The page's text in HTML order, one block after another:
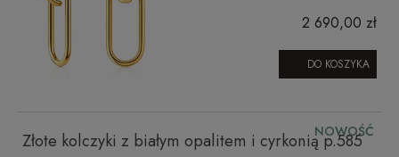
2 690,00 zł
DO KOSZYKA
Złote kolczyki z białym opalitem i cyrkonią p.585
NOWOŚĆ